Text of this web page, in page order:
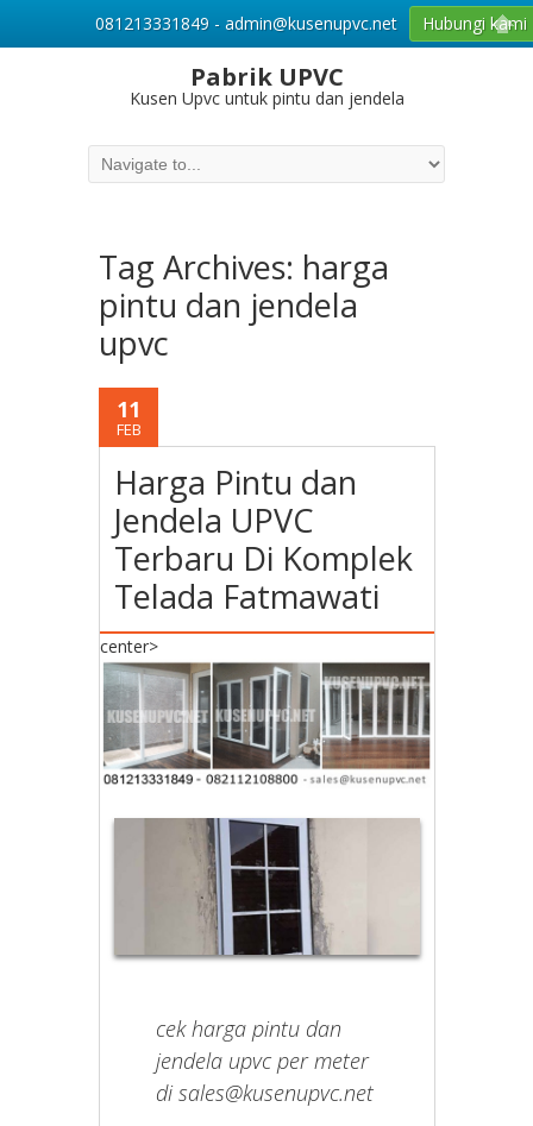
Pabrik UPVC
Kusen Upvc untuk pintu dan jendela
Tag Archives: harga
pintu dan jendela
upvc
11
FEB
Harga Pintu dan
Jendela UPVC
Terbaru Di Komplek
Telada Fatmawati
center>
cek harga pintu dan
jendela upvc per meter
di sales@kusenupvc.net
081213331849 - admin@kusenupvc.net Hubungi kami